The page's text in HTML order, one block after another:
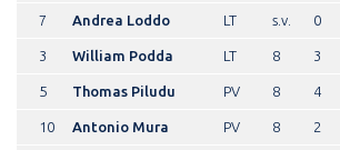
7 Andrea Loddo LT s.v. 0
3 William Podda LT 8 3
5 Thomas Piludu PV 8 4
10 Antonio Mura PV 8 2